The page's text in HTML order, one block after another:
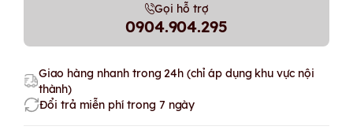
Gọi hỗ trợ
0904.904.295
Giao hàng nhanh trong 24h (chỉ áp dụng khu vực nội
thành)
Đổi trả miễn phí trong 7 ngày